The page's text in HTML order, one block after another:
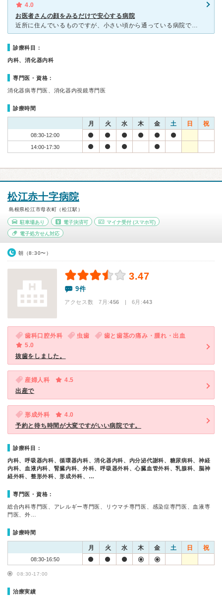
4.0
お医者さんの顔をみるだけで安心する病院
近所に住んでいるものですが、小さい頃から通っている病院です。 胃腸科ですが、胃腸以外でも咳やくしゃみなどの風邪をひいた時や、ただ疲れて体調のすぐれない時でも、いつも行っています。 お医者さんが優し
診療科目：
内科、消化器内科
専門医・資格：
消化器病専門医、消化器内視鏡専門医
診療時間
月 火 水 木 金 土 日 祝
08:30-12:00
14:00-17:30
松江赤十字病院
島根県松江市母衣町（松江駅）
駐車場あり 電子決済可 マイナ受付 (スマホ可)
電子処方せん対応
朝（8:30〜）
3.47
9件
アクセス数 7月:456 | 6月:443
歯科口腔外科 虫歯
歯と歯茎の痛み・腫れ・出血
5.0
抜歯をしました。
産婦人科
4.5
出産で
形成外科
4.0
予約と待ち時間が大変ですがいい病院です。
診療科目：
内科、呼吸器内科、循環器内科、消化器内科、内分泌代謝科、糖尿病科、神経
内科、血液内科、腎臓内科、外科、呼吸器外科、心臓血管外科、乳腺科、脳神
経外科、整形外科、形成外科、…
専門医・資格：
総合内科専門医、アレルギー専門医、リウマチ専門医、感染症専門医、血液専
門医、外…
診療時間
月 火 水 木 金 土 日 祝
08:30-16:50
08:30-17:00
治療実績